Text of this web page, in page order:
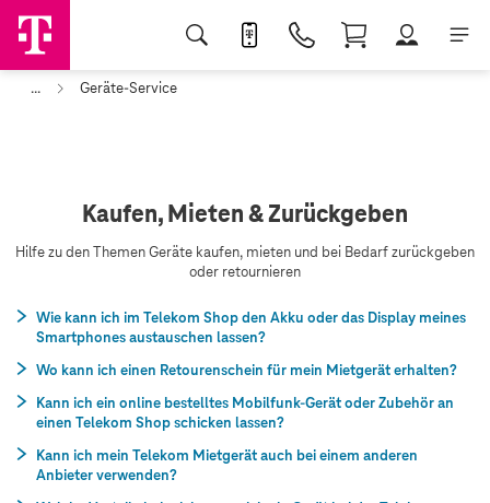
... Geräte-Service
Kaufen, Mieten & Zurückgeben
Hilfe zu den Themen Geräte kaufen, mieten und bei Bedarf zurückgeben
oder retournieren
Wie kann ich im Telekom Shop den Akku oder das Display meines
Smartphones austauschen lassen?
Wo kann ich einen Retourenschein für mein Mietgerät erhalten?
Kann ich ein online bestelltes Mobilfunk-Gerät oder Zubehör an
einen Telekom Shop schicken lassen?
Kann ich mein Telekom Mietgerät auch bei einem anderen
Anbieter verwenden?